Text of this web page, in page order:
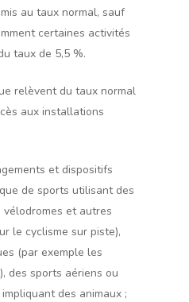
au taux normal, sauf
certaines activités
taux de 5,5 %.
relèvent du taux normal
aux installations
et dispositifs
de sports utilisant des
vélodromes et autres
le cyclisme sur piste),
(par exemple les
des sports aériens ou
des animaux ;